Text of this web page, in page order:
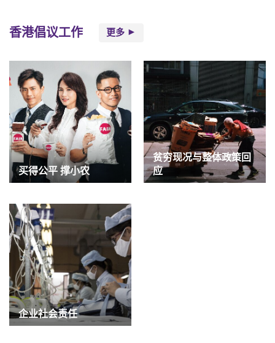
香港倡议工作 更多
买得公平 撑小农
贫穷现况与整体政策回
应
企业社会责任